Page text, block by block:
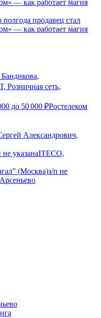
продавец стал
— как работает магия
сеть,
до 50 000 ₽Ростелеком
Александрович,
не указанаITECO,
(Москва)з/п не